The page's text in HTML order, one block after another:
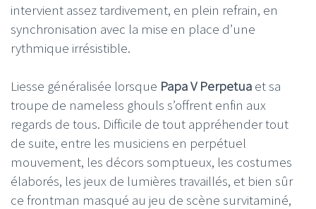
intervient assez tardivement, en plein refrain, en
synchronisation avec la mise en place d’une
rythmique irrésistible.
Liesse généralisée lorsque Papa V Perpetua et sa
troupe de nameless ghouls s’offrent enfin aux
regards de tous. Difficile de tout appréhender tout
de suite, entre les musiciens en perpétuel
mouvement, les décors somptueux, les costumes
élaborés, les jeux de lumières travaillés, et bien sûr
ce frontman masqué au jeu de scène survitaminé,